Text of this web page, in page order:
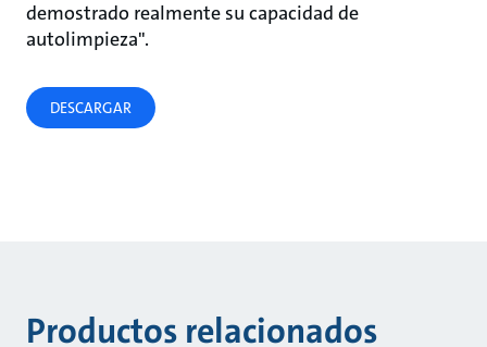
demostrado realmente su capacidad de
autolimpieza".
DESCARGAR
Productos relacionados